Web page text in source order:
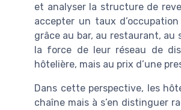
et analyser la structure de
accepter un taux
grâce au bar, au restaurant, au
la force de leur réseau de
hôtelière, mais au prix d’une
Dans cette perspective, les
chaîne mais à s’en distinguer